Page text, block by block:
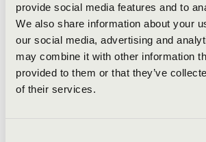
provide social media features and to
We also share information about your
our social media, advertising and
may combine it with other information
provided to them or that they’ve
of their services.
PREMIER AZ OPERÁBAN
Kottazűr – egy 21. századi divertimento